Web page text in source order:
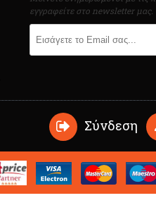
εγγραφείτε στο newsletter μας.
Σύνδεση